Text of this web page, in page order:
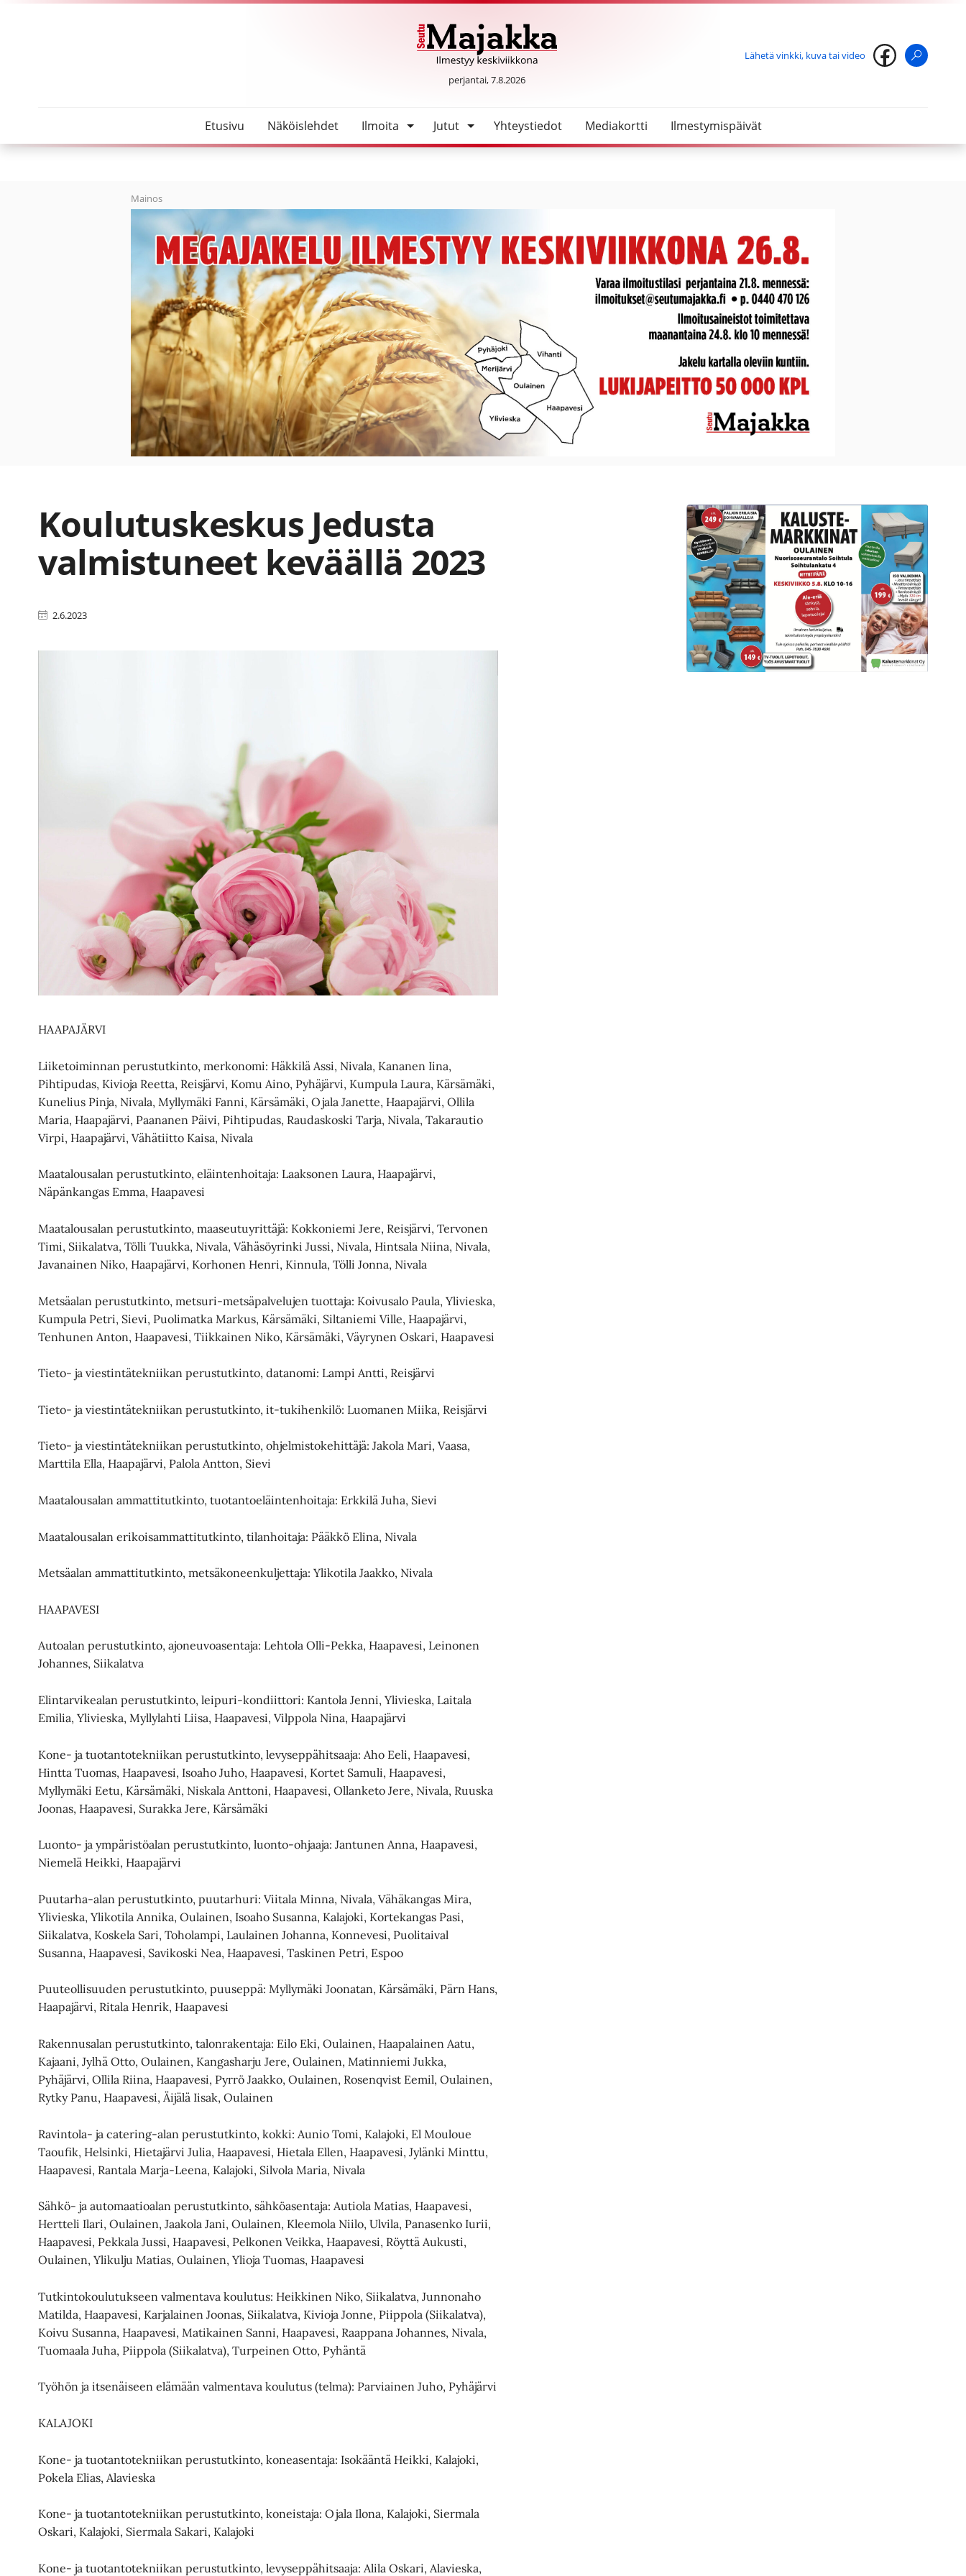
SeutuMajakka
perjantai, 7.8.2026
Lähetä vinkki, kuva tai video
Etusivu Näköislehdet Ilmoita Jutut Yhteystiedot Mediakortti Ilmestymispäivät
Mainos
Koulutuskeskus Jedusta
valmistuneet keväällä 2023
2.6.2023
HAAPAJÄRVI
Liiketoiminnan perustutkinto, merkonomi: Häkkilä Assi, Nivala, Kananen Iina,
Pihtipudas, Kivioja Reetta, Reisjärvi, Komu Aino, Pyhäjärvi, Kumpula Laura, Kärsämäki,
Kunelius Pinja, Nivala, Myllymäki Fanni, Kärsämäki, Ojala Janette, Haapajärvi, Ollila
Maria, Haapajärvi, Paananen Päivi, Pihtipudas, Raudaskoski Tarja, Nivala, Takarautio
Virpi, Haapajärvi, Vähätiitto Kaisa, Nivala
Maatalousalan perustutkinto, eläintenhoitaja: Laaksonen Laura, Haapajärvi,
Näpänkangas Emma, Haapavesi
Maatalousalan perustutkinto, maaseutuyrittäjä: Kokkoniemi Jere, Reisjärvi, Tervonen
Timi, Siikalatva, Tölli Tuukka, Nivala, Vähäsöyrinki Jussi, Nivala, Hintsala Niina, Nivala,
Javanainen Niko, Haapajärvi, Korhonen Henri, Kinnula, Tölli Jonna, Nivala
Metsäalan perustutkinto, metsuri-metsäpalvelujen tuottaja: Koivusalo Paula, Ylivieska,
Kumpula Petri, Sievi, Puolimatka Markus, Kärsämäki, Siltaniemi Ville, Haapajärvi,
Tenhunen Anton, Haapavesi, Tiikkainen Niko, Kärsämäki, Väyrynen Oskari, Haapavesi
Tieto- ja viestintätekniikan perustutkinto, datanomi: Lampi Antti, Reisjärvi
Tieto- ja viestintätekniikan perustutkinto, it-tukihenkilö: Luomanen Miika, Reisjärvi
Tieto- ja viestintätekniikan perustutkinto, ohjelmistokehittäjä: Jakola Mari, Vaasa,
Marttila Ella, Haapajärvi, Palola Antton, Sievi
Maatalousalan ammattitutkinto, tuotantoeläintenhoitaja: Erkkilä Juha, Sievi
Maatalousalan erikoisammattitutkinto, tilanhoitaja: Pääkkö Elina, Nivala
Metsäalan ammattitutkinto, metsäkoneenkuljettaja: Ylikotila Jaakko, Nivala
HAAPAVESI
Autoalan perustutkinto, ajoneuvoasentaja: Lehtola Olli-Pekka, Haapavesi, Leinonen
Johannes, Siikalatva
Elintarvikealan perustutkinto, leipuri-kondiittori: Kantola Jenni, Ylivieska, Laitala
Emilia, Ylivieska, Myllylahti Liisa, Haapavesi, Vilppola Nina, Haapajärvi
Kone- ja tuotantotekniikan perustutkinto, levyseppähitsaaja: Aho Eeli, Haapavesi,
Hintta Tuomas, Haapavesi, Isoaho Juho, Haapavesi, Kortet Samuli, Haapavesi,
Myllymäki Eetu, Kärsämäki, Niskala Anttoni, Haapavesi, Ollanketo Jere, Nivala, Ruuska
Joonas, Haapavesi, Surakka Jere, Kärsämäki
Luonto- ja ympäristöalan perustutkinto, luonto-ohjaaja: Jantunen Anna, Haapavesi,
Niemelä Heikki, Haapajärvi
Puutarha-alan perustutkinto, puutarhuri: Viitala Minna, Nivala, Vähäkangas Mira,
Ylivieska, Ylikotila Annika, Oulainen, Isoaho Susanna, Kalajoki, Kortekangas Pasi,
Siikalatva, Koskela Sari, Toholampi, Laulainen Johanna, Konnevesi, Puolitaival
Susanna, Haapavesi, Savikoski Nea, Haapavesi, Taskinen Petri, Espoo
Puuteollisuuden perustutkinto, puuseppä: Myllymäki Joonatan, Kärsämäki, Pärn Hans,
Haapajärvi, Ritala Henrik, Haapavesi
Rakennusalan perustutkinto, talonrakentaja: Eilo Eki, Oulainen, Haapalainen Aatu,
Kajaani, Jylhä Otto, Oulainen, Kangasharju Jere, Oulainen, Matinniemi Jukka,
Pyhäjärvi, Ollila Riina, Haapavesi, Pyrrö Jaakko, Oulainen, Rosenqvist Eemil, Oulainen,
Rytky Panu, Haapavesi, Äijälä Iisak, Oulainen
Ravintola- ja catering-alan perustutkinto, kokki: Aunio Tomi, Kalajoki, El Mouloue
Taoufik, Helsinki, Hietajärvi Julia, Haapavesi, Hietala Ellen, Haapavesi, Jylänki Minttu,
Haapavesi, Rantala Marja-Leena, Kalajoki, Silvola Maria, Nivala
Sähkö- ja automaatioalan perustutkinto, sähköasentaja: Autiola Matias, Haapavesi,
Hertteli Ilari, Oulainen, Jaakola Jani, Oulainen, Kleemola Niilo, Ulvila, Panasenko Iurii,
Haapavesi, Pekkala Jussi, Haapavesi, Pelkonen Veikka, Haapavesi, Röyttä Aukusti,
Oulainen, Ylikulju Matias, Oulainen, Ylioja Tuomas, Haapavesi
Tutkintokoulutukseen valmentava koulutus: Heikkinen Niko, Siikalatva, Junnonaho
Matilda, Haapavesi, Karjalainen Joonas, Siikalatva, Kivioja Jonne, Piippola (Siikalatva),
Koivu Susanna, Haapavesi, Matikainen Sanni, Haapavesi, Raappana Johannes, Nivala,
Tuomaala Juha, Piippola (Siikalatva), Turpeinen Otto, Pyhäntä
Työhön ja itsenäiseen elämään valmentava koulutus (telma): Parviainen Juho, Pyhäjärvi
KALAJOKI
Kone- ja tuotantotekniikan perustutkinto, koneasentaja: Isokääntä Heikki, Kalajoki,
Pokela Elias, Alavieska
Kone- ja tuotantotekniikan perustutkinto, koneistaja: Ojala Ilona, Kalajoki, Siermala
Oskari, Kalajoki, Siermala Sakari, Kalajoki
Kone- ja tuotantotekniikan perustutkinto, levyseppähitsaaja: Alila Oskari, Alavieska,